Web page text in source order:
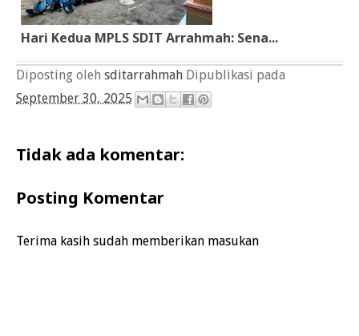
Hari Kedua MPLS SDIT Arrahmah: Sena...
Diposting oleh sditarrahmah Dipublikasi pada
September 30, 2025
Tidak ada komentar:
Posting Komentar
Terima kasih sudah memberikan masukan